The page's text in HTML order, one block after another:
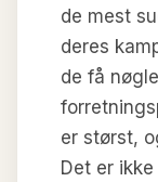
de mest
deres
de få
er størst,
Det er